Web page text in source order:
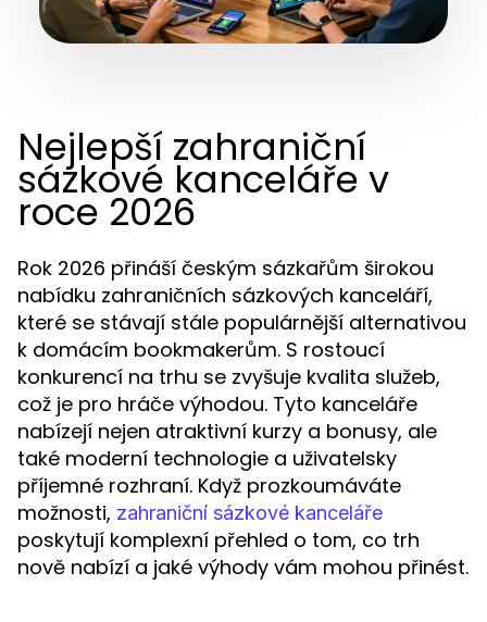
Nejlepší zahraniční
sázkové kanceláře v
roce 2026
Rok 2026 přináší českým sázkařům širokou
nabídku zahraničních sázkových kanceláří,
které se stávají stále populárnější alternativou
k domácím bookmakerům. S rostoucí
konkurencí na trhu se zvyšuje kvalita služeb,
což je pro hráče výhodou. Tyto kanceláře
nabízejí nejen atraktivní kurzy a bonusy, ale
také moderní technologie a uživatelsky
příjemné rozhraní. Když prozkoumáváte
možnosti, zahraniční sázkové kanceláře
poskytují komplexní přehled o tom, co trh
nově nabízí a jaké výhody vám mohou přinést.